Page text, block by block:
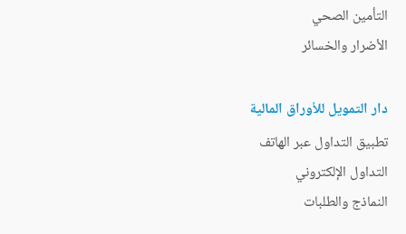
التأمين الصحي
الأضرار والخسائر
دار التمويل للأوراق المالية
تطبيق التداول عبر الهاتف
التداول الإلكتروني
النماذج والطلبات